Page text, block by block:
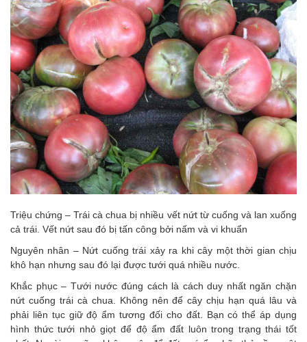
Triệu chứng – Trái cà chua bị nhiều vết nứt từ cuống và lan xuống
cả trái. Vết nứt sau đó bị tấn công bởi nấm và vi khuẩn
Nguyên nhân – Nứt cuống trái xảy ra khi cây một thời gian chịu
khô hạn nhưng sau đó lại được tưới quá nhiều nước.
Khắc phục – Tưới nước đúng cách là cách duy nhất ngăn chặn
nứt cuống trái cà chua. Không nên để cây chịu hạn quá lâu và
phải liên tục giữ độ ẩm tương đối cho đất. Bạn có thể áp dụng
hình thức tưới nhỏ giọt để độ ẩm đất luôn trong trạng thái tốt